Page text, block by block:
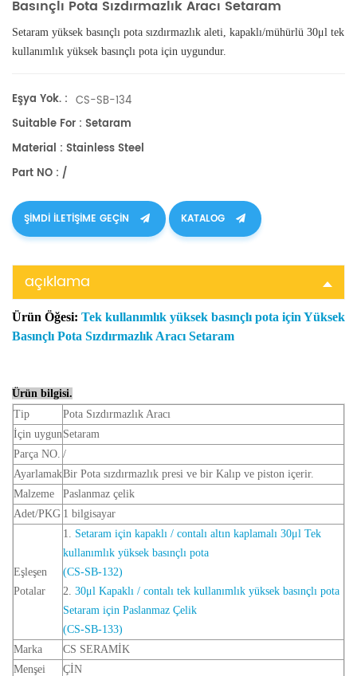
Basınçlı Pota Sızdırmazlık Aracı Setaram
Setaram yüksek basınçlı pota sızdırmazlık aleti, kapaklı/mühürlü 30μl tek
kullanımlık yüksek basınçlı pota için uygundur.
Eşya Yok. : CS-SB-134
Suitable For : Setaram
Material : Stainless Steel
Part NO : /
ŞIMDI ILETIŞIME GEÇIN KATALOG
açıklama
Ürün Öğesi: Tek kullanımlık yüksek basınçlı pota için Yüksek
Basınçlı Pota Sızdırmazlık Aracı Setaram
Ürün bilgisi.
Tip
Pota Sızdırmazlık Aracı
İçin uygunSetaram
Parça NO. /
AyarlamakBir Pota sızdırmazlık presi ve bir Kalıp ve piston içerir.
Malzeme
Paslanmaz çelik
Adet/PKG 1 bilgisayar
Eşleşen
Potalar
1. Setaram için kapaklı / contalı altın kaplamalı 30μl Tek
kullanımlık yüksek basınçlı pota
(CS-SB-132)
2. 30μl Kapaklı / contalı tek kullanımlık yüksek basınçlı pota
Setaram için Paslanmaz Çelik
(CS-SB-133)
Marka
CS SERAMİK
Menşei
ÇİN